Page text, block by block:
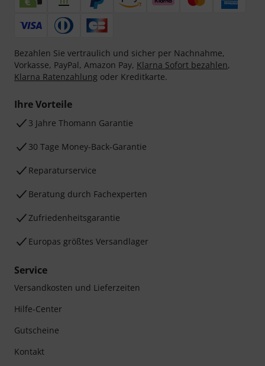
Bezahlen Sie vertraulich und sicher per Nachnahme,
Vorkasse, PayPal, Amazon Pay, Klarna Sofort bezahlen,
Klarna Ratenzahlung oder Kreditkarte.
Ihre Vorteile
3 Jahre Thomann Garantie
30 Tage Money-Back-Garantie
Reparaturservice
Beratung durch Fachexperten
Zufriedenheitsgarantie
Europas größtes Versandlager
Service
Versandkosten und Lieferzeiten
Hilfe-Center
Gutscheine
Kontakt